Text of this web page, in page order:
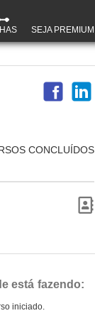
SEJA PREMIUM
CONCLUÍDOS
está fazendo:
iniciado.